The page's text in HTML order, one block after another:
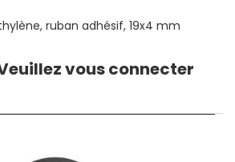
ruban adhésif, 19x4 mm
vous connecter